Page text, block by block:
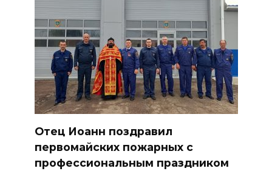
Отец Иоанн поздравил
первомайских пожарных с
профессиональным праздником